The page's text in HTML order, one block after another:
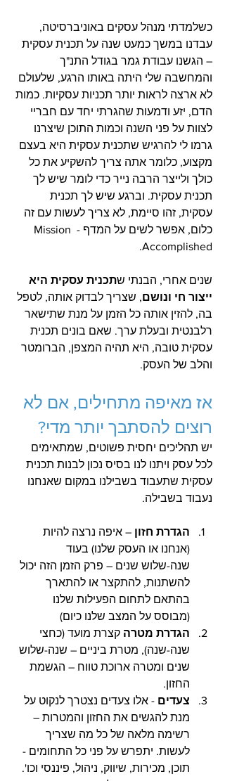
כשלמדתי מנהל עסקים באוניברסיטה,
עבדנו במשך כמעט שנה על תכנית עסקית
– הגשנו עבודת גמר בגודל התנ"ך
והמחשבה שלי היתה באותו הרגע, שלעולם
לא ארצה לראות יותר תכניות עסקיות. כמות
הדם, יזע ודמעות שהגרתי יחד עם חבריי
לצוות על פני השנה וכמות התוכן שיצרנו
גרמו לי להרגיש שתכנית עסקית היא בעצם
מקצוע, כלומר אתה צריך להשקיע את כל
כולך ולייצר הרבה נייר כדי לומר שיש לך
תכנית עסקית. וברגע שיש לך תכנית
עסקית, זהו סיימת, לא צריך לעשות עם זה
כלום, אפשר לשים על המדף - Mission
Accomplished.
שנים אחרי, הבנתי שתכנית עסקית היא
ייצור חי ונושם, שצריך לבדוק אותה, לטפל
בה, להזין אותה כל הזמן על מנת שתישאר
רלבנטית ובעלת ערך. שאם בונים תכנית
עסקית טובה, היא תהיה המצפן, הברומטר
והלב של העסק.
אז מאיפה מתחילים, אם לא
רוצים להסתבך יותר מדי?
יש תהליכים יחסית פשוטים, שמתאימים
לכל עסק ויתנו לנו בסיס נכון לבנות תכנית
עסקית שתעבוד בשבילנו במקום שאנחנו
נעבוד בשבילה.
הגדרת חזון – איפה נרצה להיות
(אנחנו או העסק שלנו) בעוד
שנה-שלוש שנים – פרק הזמן הזה יכול
להשתנות, להתקצר או להתארך
בהתאם לתחום הפעילות שלנו
(מבוסס על המצב שלנו כיום)
הגדרת מטרה קצרת מועד (כחצי
שנה-שנה), מטרת ביניים – שנה-שלוש
שנים ומטרה ארוכת טווח – הגשמת
החזון.
צעדים - אלו צעדים נצטרך לנקוט על
מנת להגשים את החזון והמטרות –
רשימה מלאה של כל מה שצריך
לעשות. יתפרש על פני כל התחומים -
תוכן, מכירות, שיווק, ניהול, פיננסי וכו'.